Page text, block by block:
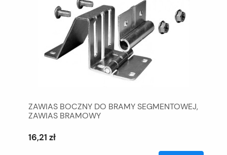
ZAWIAS BOCZNY DO BRAMY SEGMENTOWEJ,
ZAWIAS BRAMOWY
16,21 zł